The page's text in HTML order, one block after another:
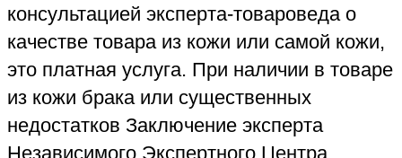
договору с заказчиком эксперт-товаровед
Независимого Экспертного Центра
"КРДэксперт" выполнит по назначению
суда судебную экспертизу на брак товара
из кожи ненадлежащего качества.
Эксперта-товароведа Независимого
Экспертного Центра "КРДэксперт"
постоянно привлекают для выполнения